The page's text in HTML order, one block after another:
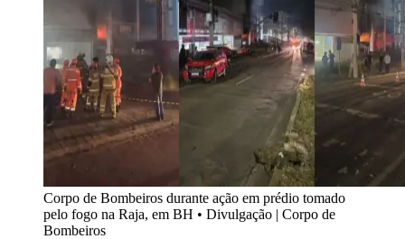
Corpo de Bombeiros durante ação em prédio tomado
pelo fogo na Raja, em BH • Divulgação | Corpo de
Bombeiros